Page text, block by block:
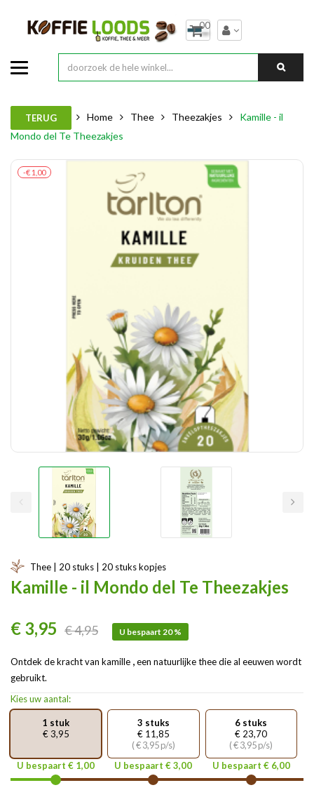
00
TERUG Home Thee Theezakjes
Kamille - il
Mondo del Te Theezakjes
-€ 1,00
Thee | 20 stuks | 20 stuks kopjes
Kamille - il Mondo del Te Theezakjes
€ 3,95 € 4,95 U bespaart 20 %
Ontdek de kracht van kamille ,een natuurlijke thee die al eeuwen wordt
gebruikt.
Kies uw aantal:
1 stuk
€ 3,95
U bespaart € 1,00
3 stuks
€ 11,85
( € 3,95 p/s)
U bespaart € 3,00
6 stuks
€ 23,70
( € 3,95 p/s)
U bespaart € 6,00